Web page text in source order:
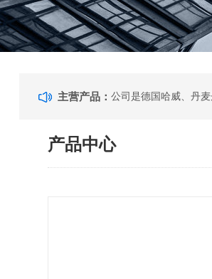
主营产品：
产品中心